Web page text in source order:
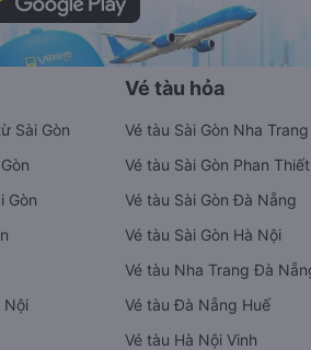
Sài Gòn
Gòn
Nội
Vé tàu hỏa
Vé tàu Sài Gòn Nha Trang
Vé tàu Sài Gòn Phan Thiết
Vé tàu Sài Gòn Đà Nẵng
Vé tàu Sài Gòn Hà Nội
Vé tàu Nha Trang Đà
Vé tàu Đà Nẵng Huế
Vé tàu Hà Nội Vinh